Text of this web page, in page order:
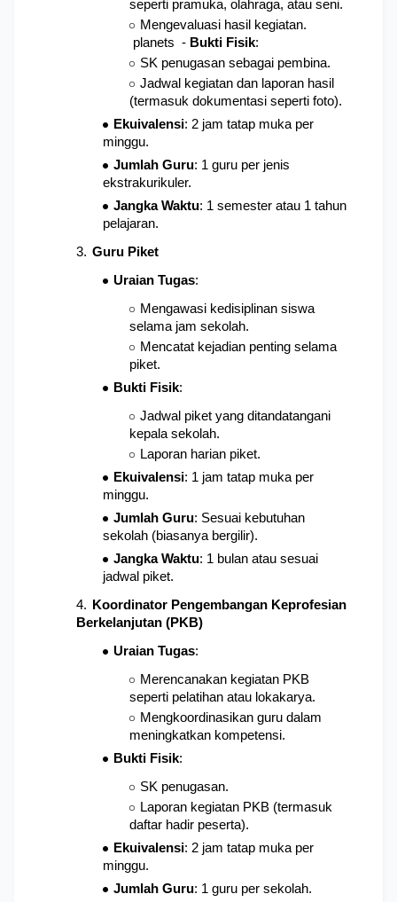
seperti pramuka, olahraga, atau seni.
Mengevaluasi hasil kegiatan.
planets  - Bukti Fisik:
SK penugasan sebagai pembina.
Jadwal kegiatan dan laporan hasil
(termasuk dokumentasi seperti foto).
Ekuivalensi: 2 jam tatap muka per
minggu.
Jumlah Guru: 1 guru per jenis
ekstrakurikuler.
Jangka Waktu: 1 semester atau 1 tahun
pelajaran.
Guru Piket
Uraian Tugas:
Mengawasi kedisiplinan siswa
selama jam sekolah.
Mencatat kejadian penting selama
piket.
Bukti Fisik:
Jadwal piket yang ditandatangani
kepala sekolah.
Laporan harian piket.
Ekuivalensi: 1 jam tatap muka per
minggu.
Jumlah Guru: Sesuai kebutuhan
sekolah (biasanya bergilir).
Jangka Waktu: 1 bulan atau sesuai
jadwal piket.
Koordinator Pengembangan Keprofesian
Berkelanjutan (PKB)
Uraian Tugas:
Merencanakan kegiatan PKB
seperti pelatihan atau lokakarya.
Mengkoordinasikan guru dalam
meningkatkan kompetensi.
Bukti Fisik:
SK penugasan.
Laporan kegiatan PKB (termasuk
daftar hadir peserta).
Ekuivalensi: 2 jam tatap muka per
minggu.
Jumlah Guru: 1 guru per sekolah.